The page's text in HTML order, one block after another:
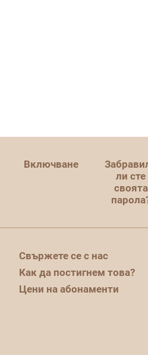
Включване
ли сте
своята
Свържете се с нас
Как да постигнем това?
Цени на абонаменти